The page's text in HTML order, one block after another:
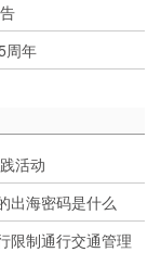
周年
活动
出海密码是什么
限制通行交通管理